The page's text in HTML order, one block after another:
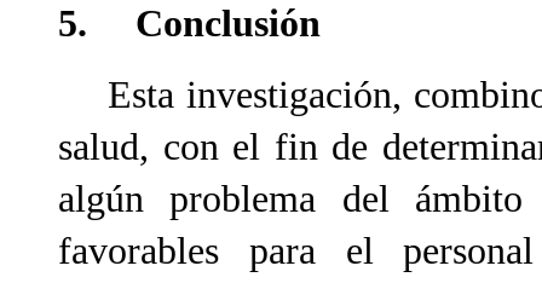
5. Conclusión
Esta investigación,
salud, con el fin de
algún problema del
favorables para el